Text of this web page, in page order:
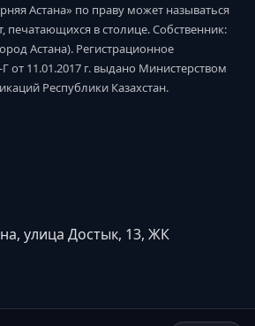
Астана» по праву может называться
печатающихся в столице. Собственник:
Астана). Регистрационное
от 11.01.2017 г. выдано Министерством
Республики Казахстан.
улица Достык, 13, ЖК